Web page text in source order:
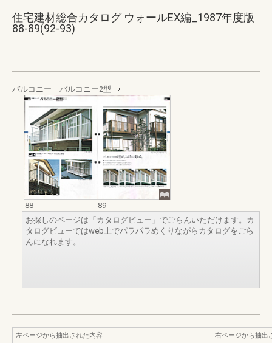
住宅建材総合カタログ ウォールEX編_1987年度版
88-89(92-93)
バルコニー バルコニー2型
88
89
お探しのページは「カタログビュー」でごらんいただけます。カ
タログビューではweb上でパラパラめくりながらカタログをごら
んになれます。
左ページから抽出された内容
右ページから抽出